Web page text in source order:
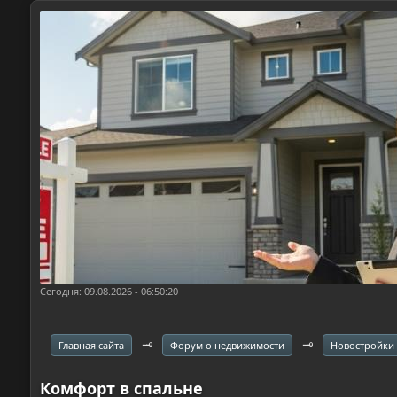
Сегодня: 09.08.2026 - 06:50:20
Главная сайта 🗝️ Форум о недвижимости 🗝️ Новостройки
Комфорт в спальне